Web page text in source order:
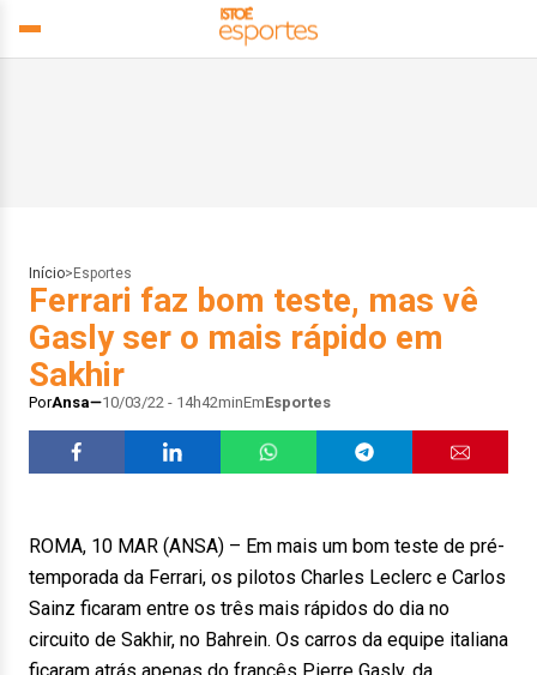
Início> Esportes
Ferrari faz bom teste, mas vê
Gasly ser o mais rápido em
Sakhir
PorAnsa 10/03/22 - 14h42minEmEsportes
ROMA, 10 MAR (ANSA) – Em mais um bom teste de pré-
temporada da Ferrari, os pilotos Charles Leclerc e Carlos
Sainz ficaram entre os três mais rápidos do dia no
circuito de Sakhir, no Bahrein. Os carros da equipe italiana